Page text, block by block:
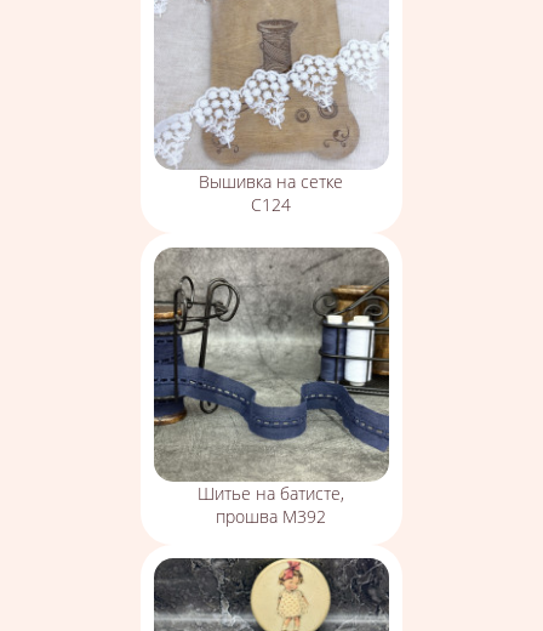
Вышивка на сетке
С124
Шитье на батисте,
прошва М392